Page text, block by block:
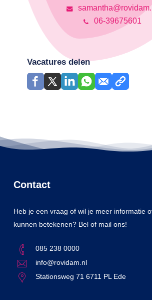
06-39675601
Vacatures delen
Contact
Heb je een vraag of wil je meer informatie
kunnen betekenen? Bel of mail ons!
085 238 0000
info@rovidam.nl
Stationsweg 71 6711 PL Ede